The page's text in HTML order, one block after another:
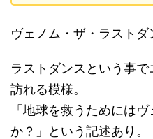
ヴェノム・ザ・ラストダ
ラストダンスという事
訪れる模様。
「地球を救うためには
か？」という記述あり。